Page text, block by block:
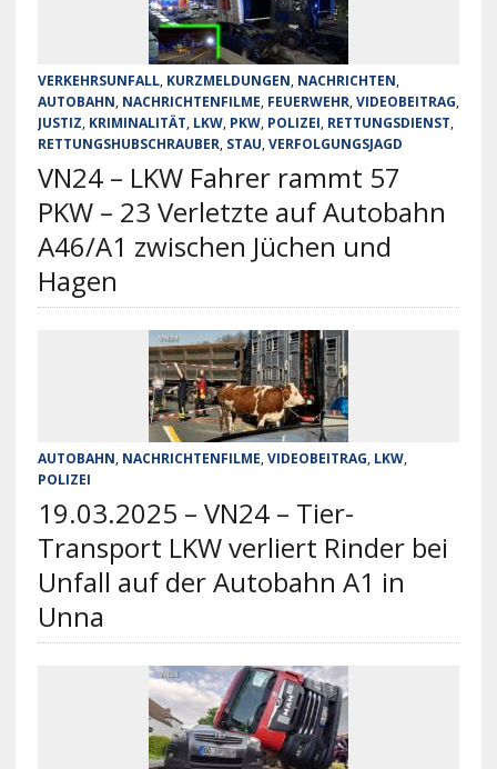
VERKEHRSUNFALL, KURZMELDUNGEN, NACHRICHTEN,
AUTOBAHN, NACHRICHTENFILME, FEUERWEHR,VIDEOBEITRAG,
JUSTIZ, KRIMINALITÄT, LKW, PKW, POLIZEI, RETTUNGSDIENST,
RETTUNGSHUBSCHRAUBER, STAU,VERFOLGUNGSJAGD
VN24 – LKW Fahrer rammt 57
PKW – 23 Verletzte auf Autobahn
A46/A1 zwischen Jüchen und
Hagen
AUTOBAHN, NACHRICHTENFILME,VIDEOBEITRAG, LKW,
POLIZEI
19.03.2025 – VN24 – Tier-
Transport LKW verliert Rinder bei
Unfall auf der Autobahn A1 in
Unna